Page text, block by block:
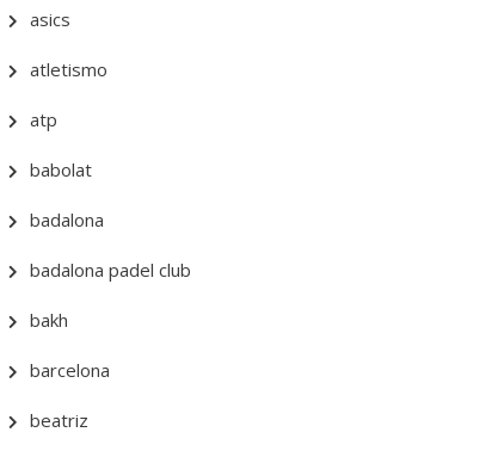
asics
atletismo
atp
babolat
badalona
badalona padel club
bakh
barcelona
beatriz